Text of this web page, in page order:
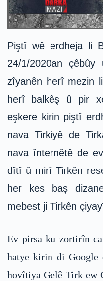
Piştî wê erdheja li
24/1/2020an
zîyanên herî mezin
herî balkêş û pir
eşkere kirin piştî
nava Tirkiyê de
nava înternêtê de
dîtî û mirî Tirkên
her kes baş
mebest ji Tirkên
Ev pirsa ku zortirîn
hatye kirin di Google
hovîtiya Gelê Tirk ew